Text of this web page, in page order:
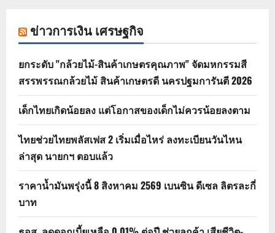
ข่าวการเงิน เศรษฐกิจ
ยกระดับ "กล้วยไม้-สินค้าเกษตรคุณภาพ" จัดมหกรรมสี
สรรพรรณกล้วยไม้ สินค้าเกษตรดี นครปฐมการันตี 2026
เด็กไทยเกิดน้อยลง แต่โอกาสของเด็กไม่ควรน้อยลงตาม
ไทยช่วยไทยพลัสเฟส 2 เริ่มเมื่อไหร่ ลงทะเบียนวันไหน
ล่าสุด นายกฯ ตอบแล้ว
ราคาน้ำมันพรุ่งนี้ 8 สิงหาคม 2569 เบนซิน ดีเซล ลิตรละกี่
บาท